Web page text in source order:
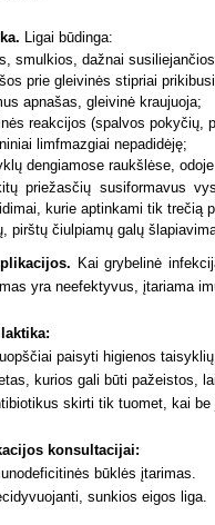
Ligai būdinga:
smulkios, dažnai
prie gleivinės stipriai
apnašas, gleivinė kraujuoja;
reakcijos (spalvos pokyčių,
limfmazgiai nepadidėję;
dengiamose raukšlėse,
priežasčių susiformavus
kurie aptinkami tik trečią
pirštų čiulpiamų galų
Kai grybelinė
yra neefektyvus, įtariama
paisyti higienos
kurios gali būti pažeistos,
skirti tik tuomet, kai
konsultacijai:
būklės įtarimas.
sunkios eigos liga.